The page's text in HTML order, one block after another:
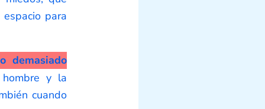
para
demasiado
y la
cuando